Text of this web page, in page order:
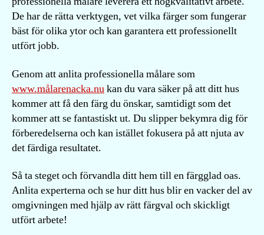
De har de rätta verktygen, vet vilka färger som fungerar
bäst för olika ytor och kan garantera ett professionellt
utfört jobb.
Genom att anlita professionella målare som
www.målarenacka.nukan du vara säker på att ditt hus
kommer att få den färg du önskar, samtidigt som det
kommer att se fantastiskt ut. Du slipper bekymra dig för
förberedelserna och kan istället fokusera på att njuta av
det färdiga resultatet.
Så ta steget och förvandla ditt hem till en färgglad oas.
Anlita experterna och se hur ditt hus blir en vacker del av
omgivningen med hjälp av rätt färgval och skickligt
utfört arbete!